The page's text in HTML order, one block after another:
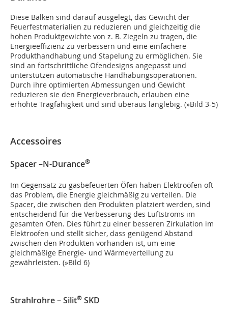
Diese Balken sind darauf ausgelegt, das Gewicht der
Feuerfestmaterialien zu reduzieren und gleichzeitig die
hohen Produktgewichte von z. B. Ziegeln zu tragen, die
Energieeffizienz zu verbessern und eine einfachere
Produkthandhabung und Stapelung zu ermöglichen. Sie
sind an fortschrittliche Ofendesigns angepasst und
unterstützen automatische Handhabungsoperationen.
Durch ihre optimierten Abmessungen und Gewicht
reduzieren sie den Energieverbrauch, erlauben eine
erhöhte Tragfähigkeit und sind überaus langlebig. (»Bild 3-5)
Accessoires
Spacer –N-Durance®
Im Gegensatz zu gasbefeuerten Öfen haben Elektroöfen oft
das Problem, die Energie gleichmäßig zu verteilen. Die
Spacer, die zwischen den Produkten platziert werden, sind
entscheidend für die Verbesserung des Luftstroms im
gesamten Ofen. Dies führt zu einer besseren Zirkulation im
Elektroofen und stellt sicher, dass genügend Abstand
zwischen den Produkten vorhanden ist, um eine
gleichmäßige Energie- und Wärmeverteilung zu
gewährleisten. (»Bild 6)
Strahlrohre – Silit® SKD